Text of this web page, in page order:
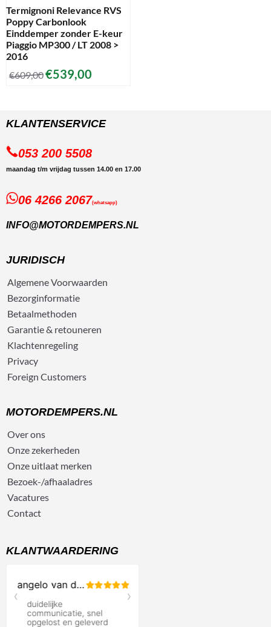
Termignoni Relevance RVS
Poppy Carbonlook
Einddemper zonder E-keur
Piaggio MP300 / LT 2008 >
2016
€609,00€539,00
KLANTENSERVICE
053 200 5508
maandag t/m vrijdag tussen 14.00 en 17.00
06 4266 2067(whatsapp)
INFO@MOTORDEMPERS.NL
JURIDISCH
AlgemeneVoorwaarden
Bezorginformatie
Betaalmethoden
Garantie & retouneren
Klachtenregeling
Privacy
Foreign Customers
MOTORDEMPERS.NL
Over ons
Onze zekerheden
Onze uitlaat merken
Bezoek-/afhaaladres
Vacatures
Contact
KLANTWAARDERING